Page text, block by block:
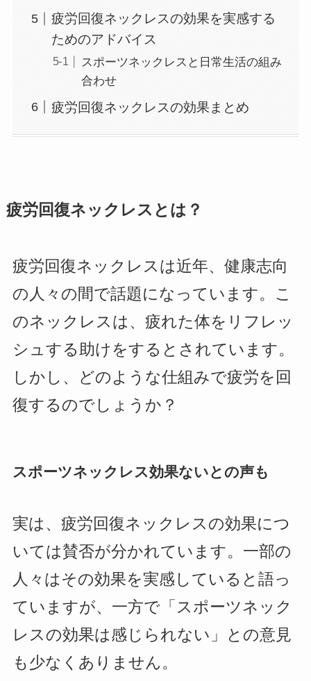
疲労回復ネックレスの効果を実感する
ためのアドバイス
スポーツネックレスと日常生活の組み
合わせ
疲労回復ネックレスの効果まとめ
疲労回復ネックレスとは？
疲労回復ネックレスは近年、健康志向
の人々の間で話題になっています。こ
のネックレスは、疲れた体をリフレッ
シュする助けをするとされています。
しかし、どのような仕組みで疲労を回
復するのでしょうか？
スポーツネックレス効果ないとの声も
実は、疲労回復ネックレスの効果につ
いては賛否が分かれています。一部の
人々はその効果を実感していると語っ
ていますが、一方で「スポーツネック
レスの効果は感じられない」との意見
も少なくありません。